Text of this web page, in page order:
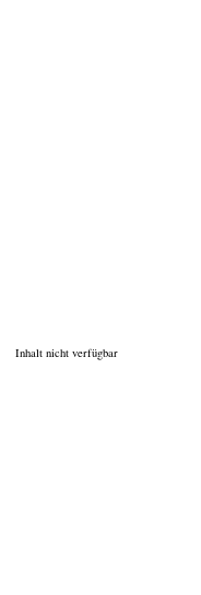
Inhalt nicht verfügbar